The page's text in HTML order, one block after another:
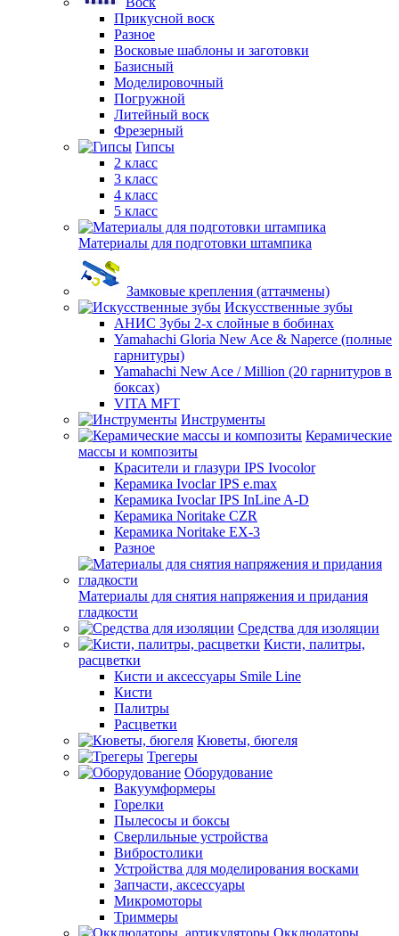
Прикусной воск
Разное
Восковые шаблоны и заготовки
Базисный
Моделировочный
Погружной
Литейный воск
Фрезерный
Гипсы
2 класс
3 класс
4 класс
5 класс
Материалы для подготовки штампика
Замковые крепления (аттачмены)
Искусственные зубы
АНИС Зубы 2-х слойные в бобинах
Yamahachi Gloria New Ace & Naperce (полные
гарнитуры)
Yamahachi New Ace / Million (20 гарнитуров в
боксах)
VITA MFT
Инструменты
Керамические
массы и композиты
Красители и глазури IPS Ivocolor
Керамика Ivoclar IPS e.max
Керамика Ivoclar IPS InLine A-D
Керамика Noritake CZR
Керамика Noritake EX-3
Разное
Материалы для снятия напряжения и придания
гладкости
Средства для изоляции
Кисти, палитры,
расцветки
Кисти и аксессуары Smile Line
Кисти
Палитры
Расцветки
Кюветы, бюгеля
Трегеры
Оборудование
Вакуумформеры
Горелки
Пылесосы и боксы
Сверлильные устройства
Вибростолики
Устройства для моделирования восками
Запчасти, аксессуары
Микромоторы
Триммеры
Окклюдаторы,